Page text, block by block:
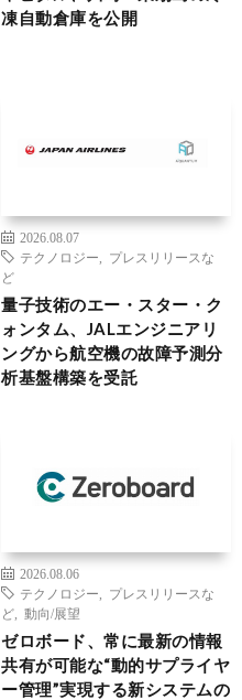
凍自動倉庫を公開
2026.08.07
テクノロジー
プレスリリースな
ど
量子技術のエー・スター・ク
ォンタム、JALエンジニアリ
ングから航空機の故障予測分
析基盤構築を受託
2026.08.06
テクノロジー
プレスリリースな
ど
動向/展望
ゼロボード、常に最新の情報
共有が可能な“動的サプライヤ
ー管理”実現する新システムの